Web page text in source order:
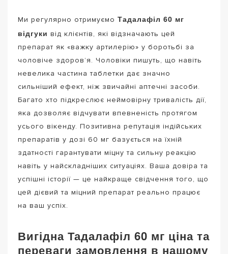
Ми регулярно отримуємо Тадалафіл 60 мг
відгуки від клієнтів, які відзначають цей
препарат як «важку артилерію» у боротьбі за
чоловіче здоров’я. Чоловіки пишуть, що навіть
невелика частина таблетки дає значно
сильніший ефект, ніж звичайні аптечні засоби.
Багато хто підкреслює неймовірну тривалість дії,
яка дозволяє відчувати впевненість протягом
усього вікенду. Позитивна репутація індійських
препаратів у дозі 60 мг базується на їхній
здатності гарантувати міцну та сильну реакцію
навіть у найскладніших ситуаціях. Ваша довіра та
успішні історії — це найкраще свідчення того, що
цей дієвий та міцний препарат реально працює
на ваш успіх.
Вигідна Тадалафіл 60 мг ціна та
переваги замовлення в нашому